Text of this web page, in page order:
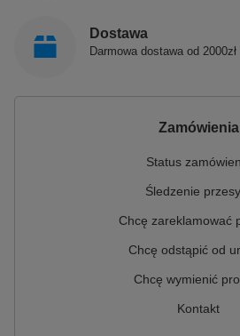
Dostawa
Darmowa dostawa od 2000zł
Zamówienia
Status
Śledzenie
Chcę zareklamować
Chcę odstąpić od
Chcę wymienić
Kontakt